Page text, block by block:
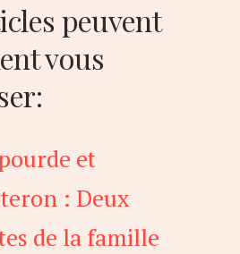
peuvent
vous
et
: Deux
de la famille